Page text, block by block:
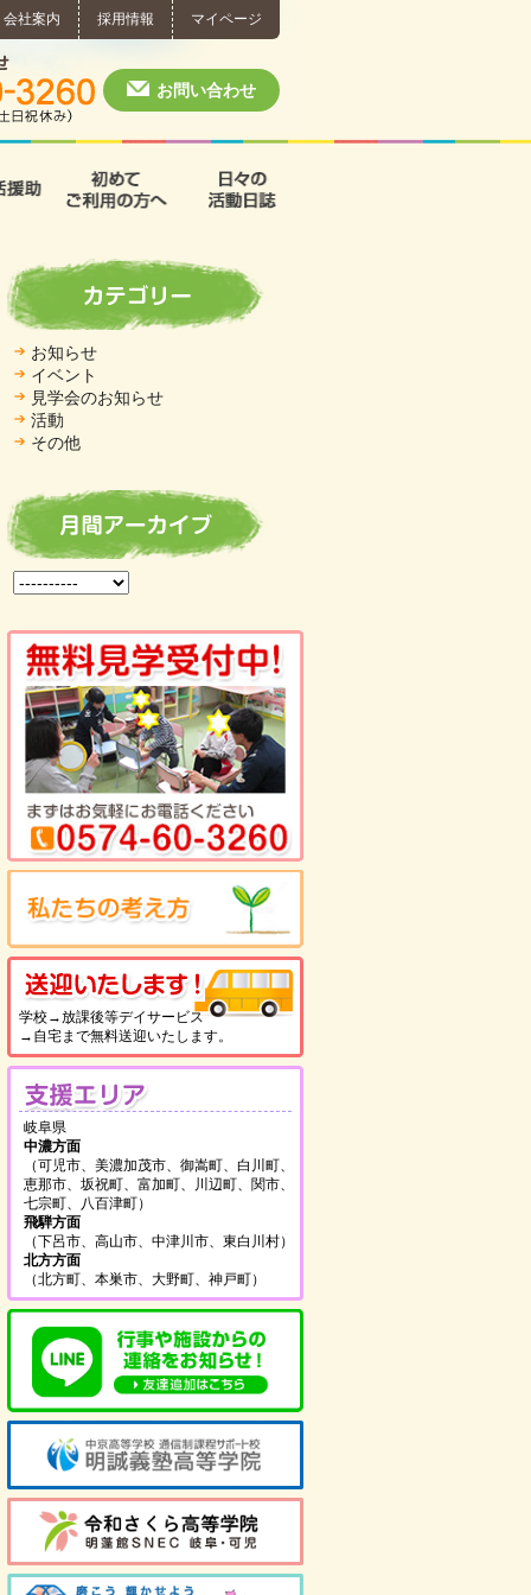
会社案内 採用情報 マイページ
個別相談・お問い合わせ
お問い合わせ
見る
る
お知らせ
イベント
見学会のお知らせ
活動
その他
学校→放課後等デイサービス
→自宅まで無料送迎いたします。
岐阜県
中濃方面
（可児市、美濃加茂市、御嵩町、白川町、
恵那市、坂祝町、富加町、川辺町、関市、
七宗町、八百津町）
飛騨方面
（下呂市、高山市、中津川市、東白川村）
北方方面
（北方町、本巣市、大野町、神戸町）